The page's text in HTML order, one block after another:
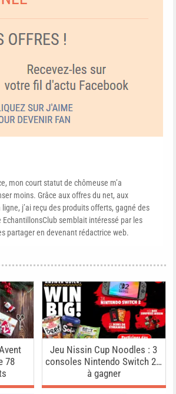
mon court statut de chômeuse m’a
moins. Grâce aux offres du net, aux
j’ai reçu des produits offerts, gagné des
semblait intéressé par les
partager en devenant rédactrice web.
78
Jeu Nissin Cup Noodles : 3
consoles Nintendo Switch 2…
à gagner